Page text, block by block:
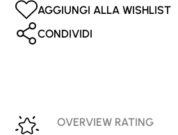
AGGIUNGI ALLA WISHLIST
CONDIVIDI
OVERVIEW RATING